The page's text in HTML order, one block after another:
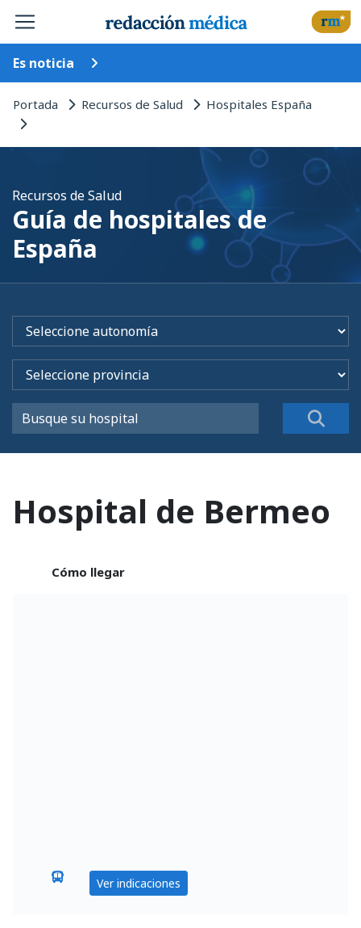
Es noticia
Portada Recursos de Salud Hospitales España
Recursos de Salud
Guía de hospitales de
España
Hospital de Bermeo
Cómo llegar
Ver indicaciones